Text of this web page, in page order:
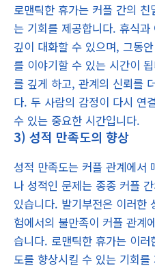
로맨틱한 휴가는 커플 간의
는 기회를 제공합니다. 휴식
깊이 대화할 수 있으며, 그동
를 이야기할 수 있는 시간이
를 깊게 하고, 관계의 신뢰를
다. 두 사람의 감정이 다시 연
수 있는 중요한 시간입니다.
3) 성적 만족도의 향상
성적 만족도는 커플 관계에서
나 성적인 문제는 종종 커플
있습니다. 발기부전은 이러한
험에서의 불만족이 커플 관계
습니다. 로맨틱한 휴가는 이
도를 향상시킬 수 있는 기회